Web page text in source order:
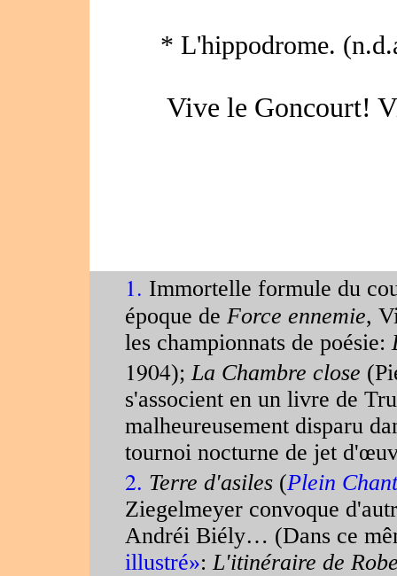
* L'hippodrome.
Vive le Goncourt!
1. Immortelle formule du
époque de Force ennemie,
les championnats de poésie:
1904);La Chambre close
s'associent en un livre de
malheureusement disparu
tournoi nocturne de jet
2. Terre d'asiles (Plein
Ziegelmeyer convoque
Andréi Biély… (Dans ce
illustré»:L'itinéraire de